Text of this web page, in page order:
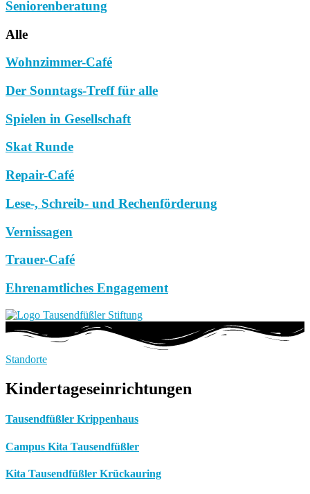
Seniorenberatung
Alle
Wohnzimmer-Café
Der Sonntags-Treff für alle
Spielen in Gesellschaft
Skat Runde
Repair-Café
Lese-, Schreib- und Rechenförderung
Vernissagen
Trauer-Café
Ehrenamtliches Engagement
Standorte
Kindertageseinrichtungen
Tausendfüßler Krippenhaus
Campus Kita Tausendfüßler
Kita Tausendfüßler Krückauring